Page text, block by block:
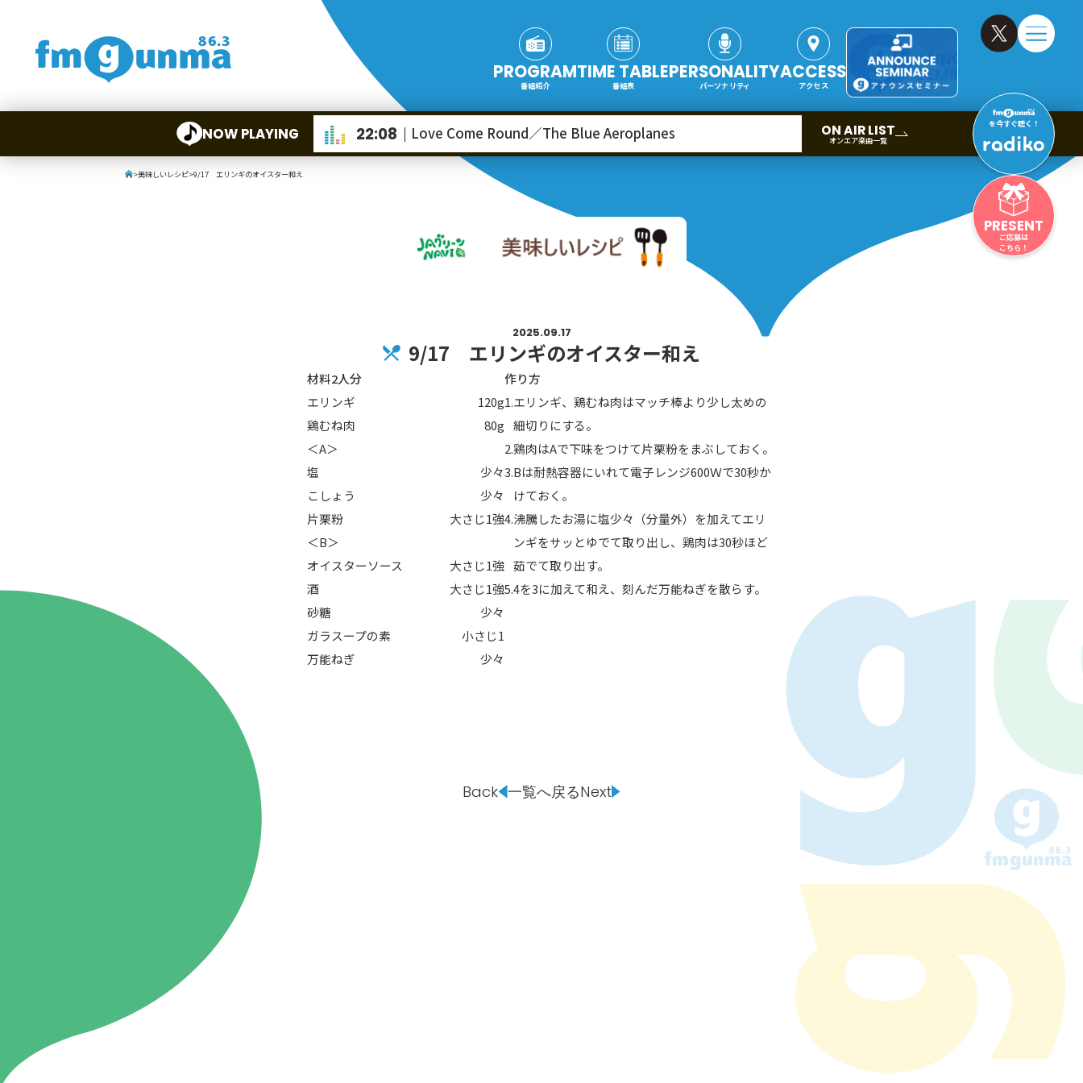
NOW PLAYING ON AIR LIST
オンエア楽曲一覧
22:08 Love Come Round／The Blue Aeroplanes
PROGRAM
番組紹介
TIME TABLE
番組表
PERSONALITY
パーソナリティ
ACCESS
アクセス
HOT NEWS最新情報 POWER PLAYパワープレイ
GUESTゲスト情報
SPECIALタイアップ企画 STAY TUNED!STAY TUNED!バックナンバー
後援情報
Main MHz
Haruna
Naganohara
を今すぐ聴く！
PRESENT
ご応募は
こちら！
>美味しいレシピ>9/17 エリンギのオイスター和え
2025.09.17
9/17 エリンギのオイスター和え
材料2人分
エリンギ
120g
鶏むね肉
80g
＜A＞
塩
少々
こしょう
少々
片栗粉
大さじ1強
＜B＞
オイスターソース
大さじ1強
酒
大さじ1強
砂糖
少々
ガラスープの素
小さじ1
万能ねぎ
少々
作り方
エリンギ、鶏むね肉はマッチ棒より少し太めの
細切りにする。
鶏肉はAで下味をつけて片栗粉をまぶしておく。
Bは耐熱容器にいれて電子レンジ600Ｗで30秒か
けておく。
沸騰したお湯に塩少々（分量外）を加えてエリ
ンギをサッとゆでて取り出し、鶏肉は30秒ほど
茹でて取り出す。
4を3に加えて和え、刻んだ万能ねぎを散らす。
Back 一覧へ戻るNext